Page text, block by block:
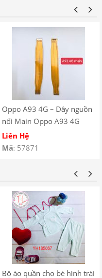
Oppo A93 4G – Dây nguồn
nối Main Oppo A93 4G
CPH2121 CPH2123
Liên Hệ
Mã: 57871
Bộ áo quần cho bé hình trái